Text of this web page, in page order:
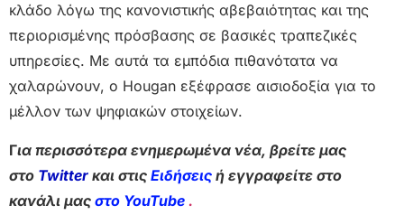
κλάδο λόγω της κανονιστικής αβεβαιότητας και της
περιορισμένης πρόσβασης σε βασικές τραπεζικές
υπηρεσίες. Με αυτά τα εμπόδια πιθανότατα να
χαλαρώνουν, ο Hougan εξέφρασε αισιοδοξία για το
μέλλον των ψηφιακών στοιχείων.
Για περισσότερα ενημερωμένα νέα, βρείτε μας
στο Twitter και στις Ειδήσεις ή εγγραφείτε στο
κανάλι μας στο YouTube .